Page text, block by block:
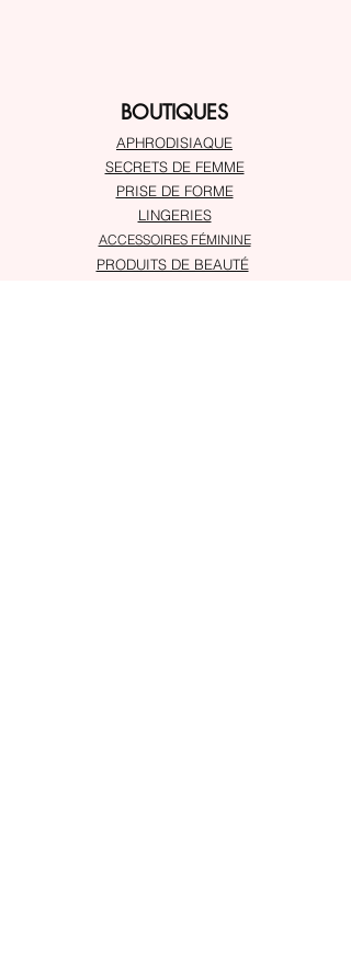
BOUTIQUES
APHRODISIAQUE
SECRETS DE FEMME
PRISE DE FORME
LINGERIES
ACCESSOIRES FÉMININE
PRODUITS DE BEAUTÉ